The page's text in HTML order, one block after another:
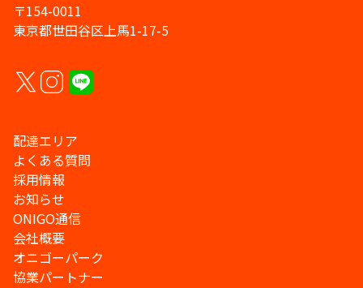
〒154-0011
東京都世田谷区上馬1-17-5
配達エリア
よくある質問
採用情報
お知らせ
ONIGO通信
会社概要
オニゴーパーク
協業パートナー